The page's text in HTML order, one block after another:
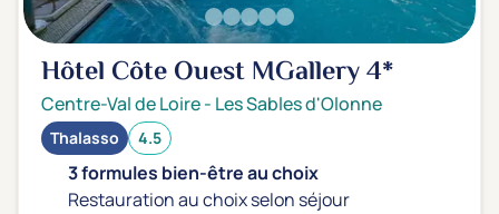
Hôtel Côte Ouest MGallery4*
Centre-Val de Loire- Les Sables d'Olonne
Thalasso 4.5
3 formules bien-être au choix
Restauration au choix selon séjour